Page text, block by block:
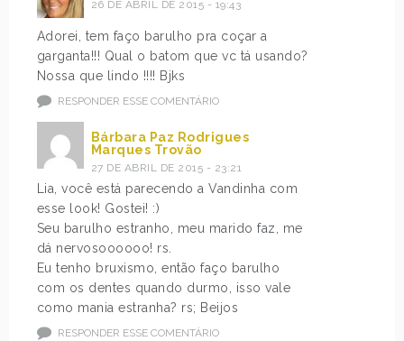
26 DE ABRIL DE 2015 - 19:43
Adorei, tem faço barulho pra coçar a
garganta!!! Qual o batom que vc tá usando?
Nossa que lindo !!!! Bjks
RESPONDER ESSE COMENTÁRIO
Bárbara Paz Rodrigues
Marques Trovão
27 DE ABRIL DE 2015 - 23:21
Lia, você está parecendo a Vandinha com
esse look! Gostei! :)
Seu barulho estranho, meu marido faz, me
dá nervosoooooo! rs.
Eu tenho bruxismo, então faço barulho
com os dentes quando durmo, isso vale
como mania estranha? rs; Beijos
RESPONDER ESSE COMENTÁRIO